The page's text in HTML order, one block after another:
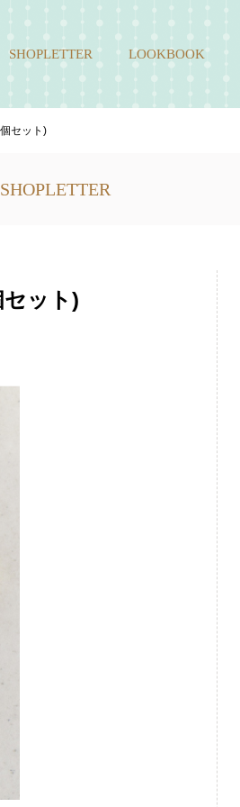
SHOPLETTER LOOKBOOK
セット)
SHOPLETTER
ット)